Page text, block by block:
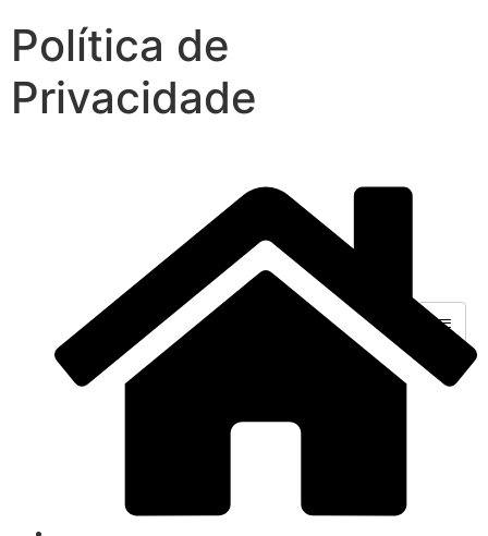
Política de
Privacidade